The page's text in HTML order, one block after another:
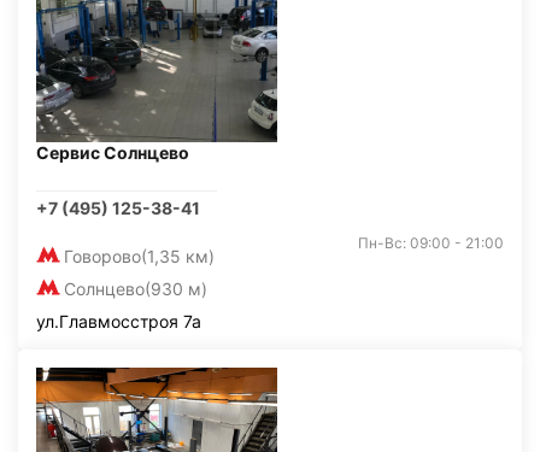
Сервис Солнцево
+7 (495) 125-38-41
Говорово(1,35 км)
Солнцево(930 м)
Пн-Вс: 09:00 - 21:00
ул.Главмосстроя 7а